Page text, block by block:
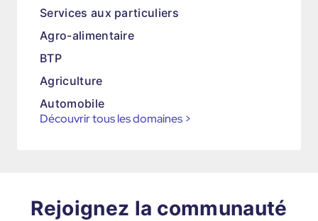
Services aux particuliers
Agro-alimentaire
BTP
Agriculture
Automobile
Découvrir tous les domaines >
Rejoignez la communauté